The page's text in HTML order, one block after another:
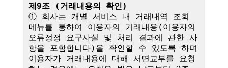
제9조 (거래내용의 확인)
① 회사는 개별 서비스 내 거래내역 조회
메뉴를 통하여 이용자의 거래내용(이용자의
오류정정 요구사실 및 처리 결과에 관한 사
항을 포함합니다)을 확인할 수 있도록 하며
이용자가 거래내용에 대해 서면교부를 요청